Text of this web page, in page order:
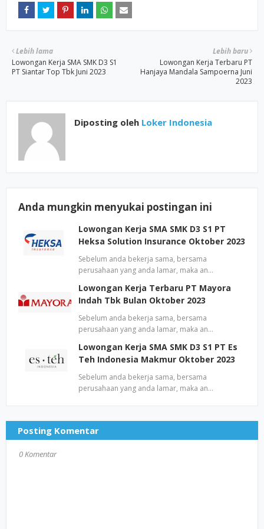
Lebih baru
Lowongan Kerja Terbaru PT
Hanjaya Mandala Sampoerna Juni
2023
Lebih lama
Lowongan Kerja SMA SMK D3 S1
PT Siantar Top Tbk Juni 2023
Diposting oleh Loker Indonesia
Anda mungkin menyukai postingan ini
Lowongan Kerja SMA SMK D3 S1 PT
Heksa Solution Insurance Oktober 2023
Sebelum anda bekerja sama, bersama
perusahaan yang anda lamar, maka an…
Lowongan Kerja Terbaru PT Mayora
Indah Tbk Bulan Oktober 2023
Sebelum anda bekerja sama, bersama
perusahaan yang anda lamar, maka an…
Lowongan Kerja SMA SMK D3 S1 PT Es
Teh Indonesia Makmur Oktober 2023
Sebelum anda bekerja sama, bersama
perusahaan yang anda lamar, maka an…
Posting Komentar
0 Komentar